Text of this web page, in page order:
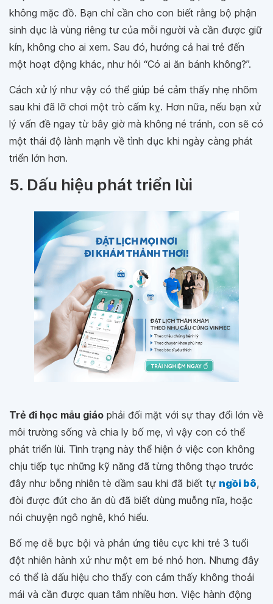
không mặc đồ. Bạn chỉ cần cho con biết rằng bộ phận
sinh dục là vùng riêng tư của mỗi người và cần được giữ
kín, không cho ai xem. Sau đó, hướng cả hai trẻ đến
một hoạt động khác, như hỏi “Có ai ăn bánh không?”.
Cách xử lý như vậy có thể giúp bé cảm thấy nhẹ nhõm
sau khi đã lỡ chơi một trò cấm kỵ. Hơn nữa, nếu bạn xử
lý vấn đề ngay từ bây giờ mà không né tránh, con sẽ có
một thái độ lành mạnh về tình dục khi ngày càng phát
triển lớn hơn.
5. Dấu hiệu phát triển lùi
Trẻ đi học mẫu giáo phải đối mặt với sự thay đổi lớn về
môi trường sống và chia ly bố mẹ, vì vậy con có thể
phát triển lùi. Tình trạng này thể hiện ở việc con không
chịu tiếp tục những kỹ năng đã từng thông thạo trước
đây như bỗng nhiên tè dầm sau khi đã biết tự ngồi bô,
đòi được đút cho ăn dù đã biết dùng muỗng nĩa, hoặc
nói chuyện ngô nghê, khó hiểu.
Bố mẹ dễ bực bội và phản ứng tiêu cực khi trẻ 3 tuổi
đột nhiên hành xử như một em bé nhỏ hơn. Nhưng đây
có thể là dấu hiệu cho thấy con cảm thấy không thoải
mái và cần được quan tâm nhiều hơn. Việc hành động